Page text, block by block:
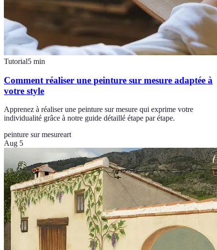
Tutorial5 min
Comment réaliser une peinture sur mesure adaptée à
votre style
Apprenez à réaliser une peinture sur mesure qui exprime votre
individualité grâce à notre guide détaillé étape par étape.
peinture sur mesureart
Aug 5